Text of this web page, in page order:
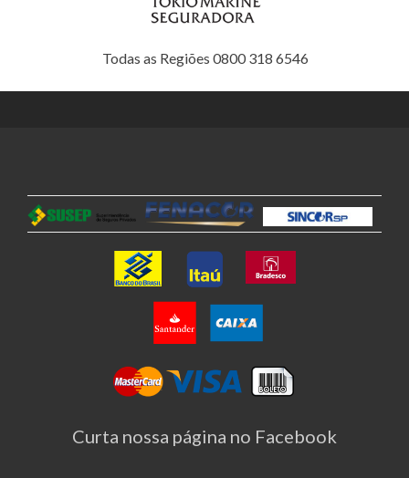
Todas as Regiões 0800 318 6546
Curta nossa página no Facebook